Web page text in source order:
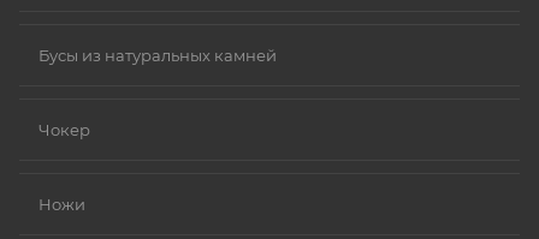
Бусы из натуральных камней
Чокер
Ножи